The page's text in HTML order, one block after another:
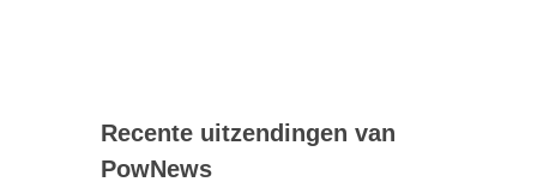
Recente uitzendingen van
PowNews